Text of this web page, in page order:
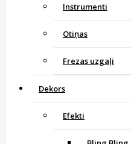
Instrumenti
Otiņas
Frezas uzgaļi
Dekors
Efekti